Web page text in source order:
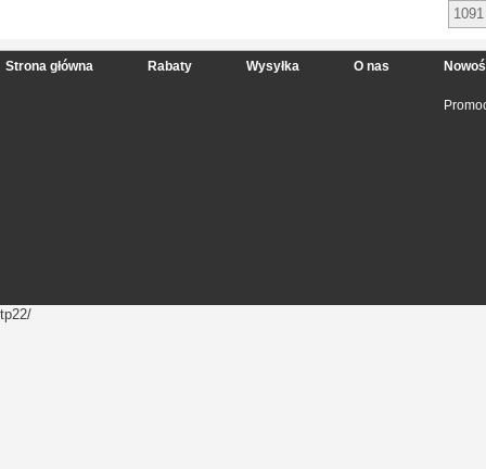
1091
Strona główna Rabaty Wysyłka O nas
tp22/